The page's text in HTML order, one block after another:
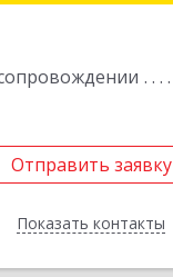
Отправить заявку
Показать контакты
Отправить заявку
Назад